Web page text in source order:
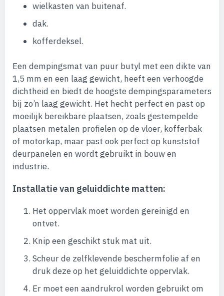
wielkasten van buitenaf.
dak.
kofferdeksel.
Een dempingsmat van puur butyl met een dikte van
1,5 mm en een laag gewicht, heeft een verhoogde
dichtheid en biedt de hoogste dempingsparameters
bij zo’n laag gewicht. Het hecht perfect en past op
moeilijk bereikbare plaatsen, zoals gestempelde
plaatsen metalen profielen op de vloer, kofferbak
of motorkap, maar past ook perfect op kunststof
deurpanelen en wordt gebruikt in bouw en
industrie.
Installatie van geluiddichte matten:
Het oppervlak moet worden gereinigd en
ontvet.
Knip een geschikt stuk mat uit.
Scheur de zelfklevende beschermfolie af en
druk deze op het geluiddichte oppervlak.
Er moet een aandrukrol worden gebruikt om